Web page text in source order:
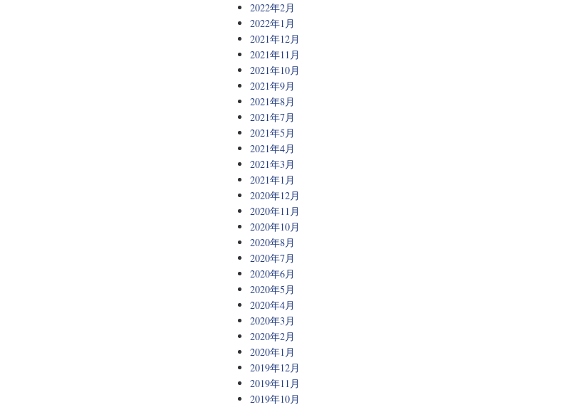
2022年2月
2022年1月
2021年12月
2021年11月
2021年10月
2021年9月
2021年8月
2021年7月
2021年5月
2021年4月
2021年3月
2021年1月
2020年12月
2020年11月
2020年10月
2020年8月
2020年7月
2020年6月
2020年5月
2020年4月
2020年3月
2020年2月
2020年1月
2019年12月
2019年11月
2019年10月